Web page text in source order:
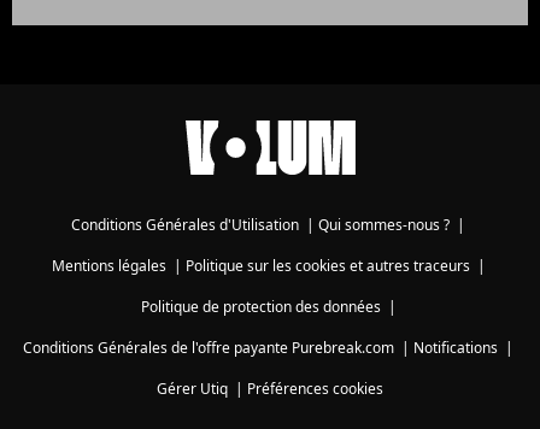
Conditions Générales d'Utilisation | Qui sommes-nous ? |
Mentions légales| Politique sur les cookies et autres traceurs|
Politique de protection des données|
Conditions Générales de l'offre payante Purebreak.com | Notifications |
Gérer Utiq | Préférences cookies